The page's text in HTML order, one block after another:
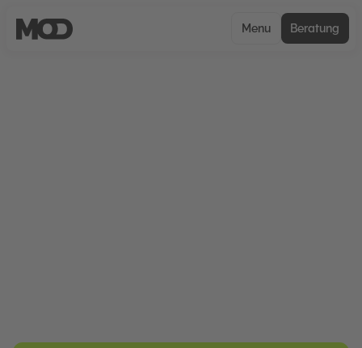
Menu Beratung